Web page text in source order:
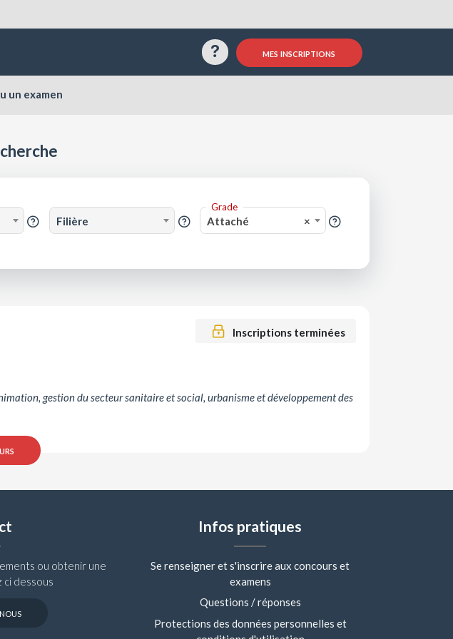
Questions / Réponses
mes inscriptions
un examen
Filière
Grade
×
Attaché
Inscriptions terminées
gestion du secteur sanitaire et social, urbanisme et développement des
ou obtenir une
ci dessous
Infos pratiques
Se renseigner et s'inscrire aux concours et
examens
Questions / réponses
Protections des données personnelles et